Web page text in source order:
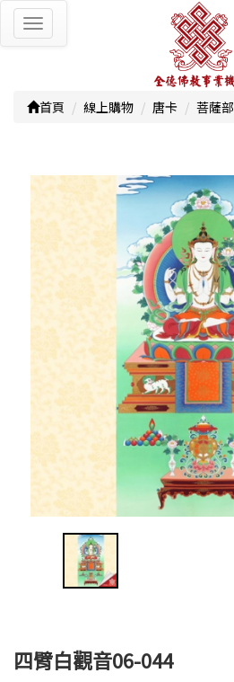
Toggle
navigation
首頁 線上購物 唐卡 菩薩部
四臂白觀音06-044